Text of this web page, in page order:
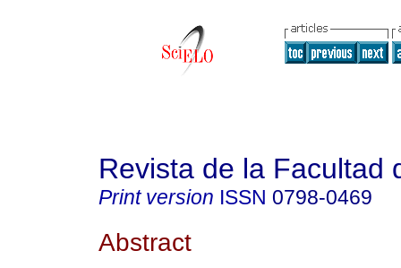
Revista de la Facultad
Print version ISSN 0798-0469
Abstract